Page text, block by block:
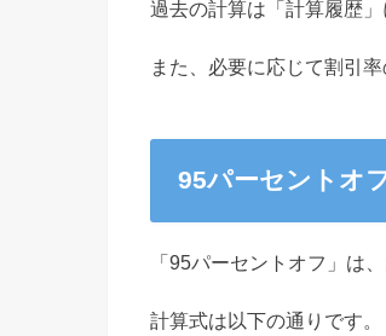
過去の計算は「計算履歴
また、必要に応じて割引
95パーセントオ
「95パーセントオフ」は
計算式は以下の通りです。